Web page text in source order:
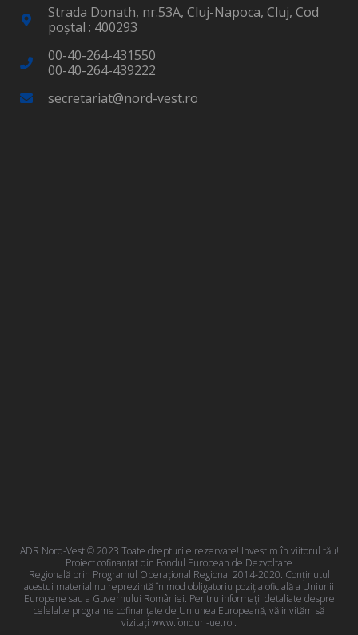
Strada Donath, nr.53A, Cluj-Napoca, Cluj, Cod
poştal : 400293
00-40-264-431550
00-40-264-439222
secretariat@nord-vest.ro
ADR Nord-Vest © 2023 Toate drepturile rezervate! Investim în viitorul tău!
Proiect cofinanțat din Fondul European de Dezvoltare
Regională prin Programul Operațional Regional 2014-2020. Conţinutul
acestui material nu reprezintă în mod obligatoriu poziţia oficială a Uniunii
Europene sau a Guvernului României. Pentru informații detaliate despre
celelalte programe cofinanțate de Uniunea Europeană, vă invităm să
vizitați www.fonduri-ue.ro .